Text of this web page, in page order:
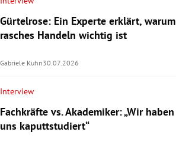
Gürtelrose: Ein Experte erklärt, warum
rasches Handeln wichtig ist
Gabriele Kuhn30.07.2026
Interview
Fachkräfte vs. Akademiker: „Wir haben
uns kaputtstudiert“